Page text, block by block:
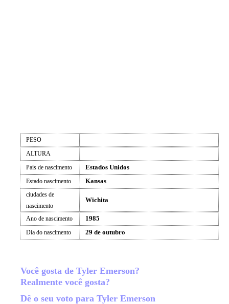
PESO
ALTURA
País de nascimento
Estados Unidos
Estado nascimento Kansas
ciudades de
nascimento
Wichita
Ano de nascimento 1985
Dia do nascimento 29 de outubro
Você gosta de Tyler Emerson?
Realmente você gosta?
Dê o seu voto para Tyler Emerson